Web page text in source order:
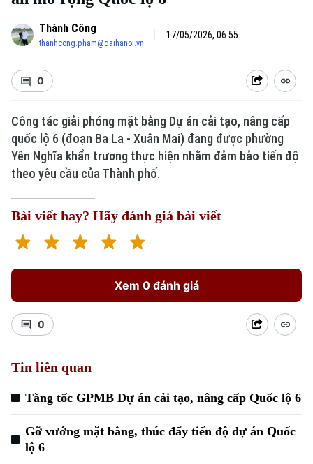
Xu hướng
Thành Công
thanhcong.pham@daihanoi.vn
17/05/2026, 06:55
0
Công tác giải phóng mặt bằng Dự án cải tạo, nâng cấp
quốc lộ 6 (đoạn Ba La - Xuân Mai) đang được phường
Yên Nghĩa khẩn trương thực hiện nhằm đảm bảo tiến độ
theo yêu cầu của Thành phố.
Bài viết hay? Hãy đánh giá bài viết
Xem 0 đánh giá
0
Tin liên quan
Tăng tốc GPMB Dự án cải tạo, nâng cấp Quốc lộ 6
Gỡ vướng mặt bằng, thúc đẩy tiến độ dự án Quốc
lộ 6